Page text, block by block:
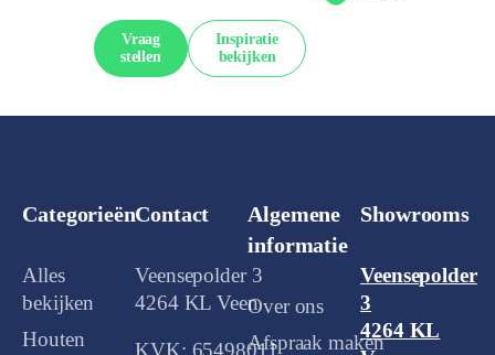
Vraag
stellen
Inspiratie
bekijken
Categorieën
Alles
bekijken
Houten
Contact
Veensepolder 3
4264 KL Veen
KVK: 65498011
Algemene
informatie
Over ons
Afspraak maken
Showrooms
Veensepolder
3
4264 KL